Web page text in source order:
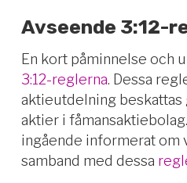
Avseende 3:12-
En kort påminnelse och
3:12-reglerna. Dessa
aktieutdelning
aktier i
ingående informerat om
samband med dessa